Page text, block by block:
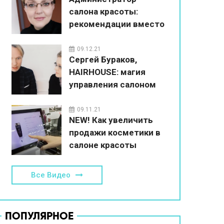
салона красоты:
рекомендации вместо
09.12.21
Сергей Бураков,
HAIRHOUSE: магия
управления салоном
09.11.21
NEW! Как увеличить
продажи косметики в
салоне красоты
Все Видео
ПОПУЛЯРНОЕ